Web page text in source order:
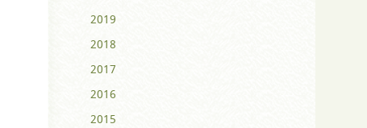
2019
2018
2017
2016
2015